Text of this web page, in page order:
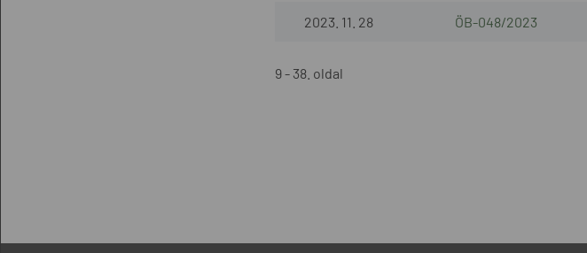
2023. 11. 28 ÖB-048/2023
9 - 38. oldal